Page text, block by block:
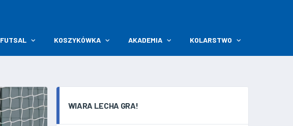
FUTSAL KOSZYKÓWKA AKADEMIA KOLARSTWO
WIARA LECHA GRA!